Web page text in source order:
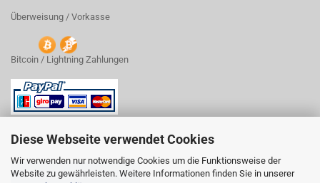
Diese Webseite verwendet Cookies
Wir verwenden nur notwendige Cookies um die Funktionsweise der
Website zu gewährleisten. Weitere Informationen finden Sie in unserer
Überweisung / Vorkasse
Bitcoin / Lightning Zahlungen
VERTRAG WIDERRUFEN